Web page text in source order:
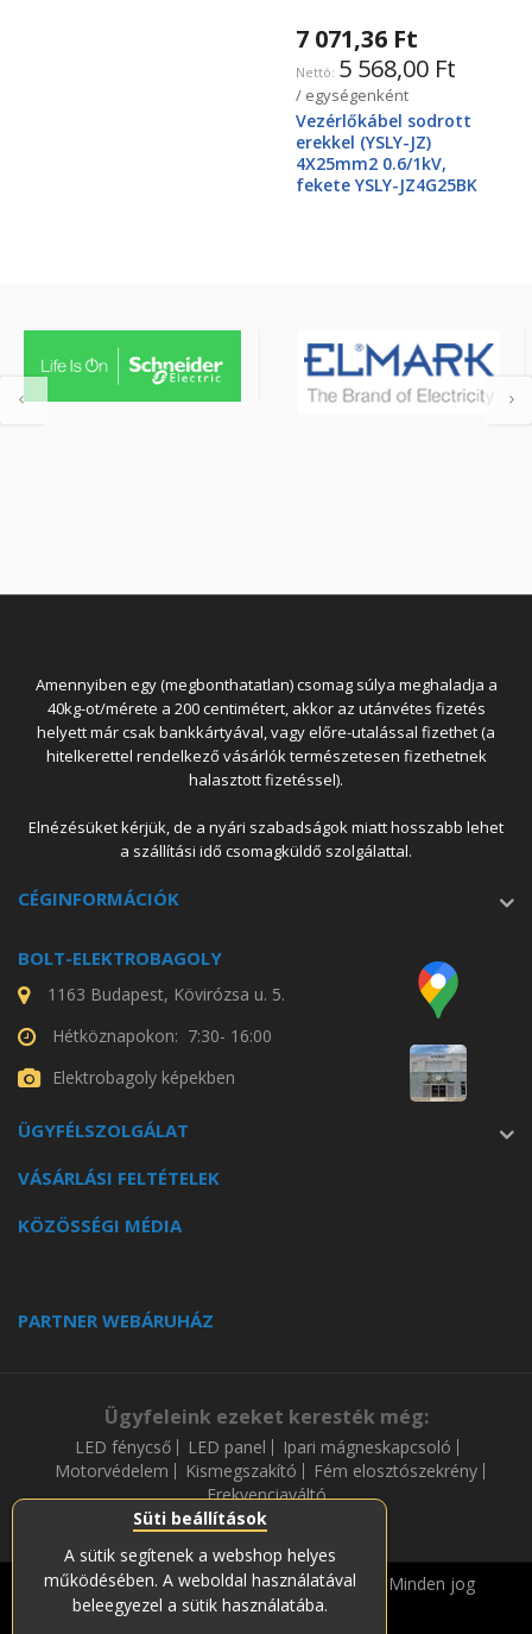
Süti beállítások
A sütik segítenek a webshop helyes
működésében. A weboldal használatával
beleegyezel a sütik használatába.
7 071,36 Ft
5 568,00 Ft
/ egységenként
Vezérlőkábel sodrott
erekkel (YSLY-JZ)
4X25mm2 0.6/1kV,
fekete YSLY-JZ4G25BK
Amennyiben egy (megbonthatatlan) csomag súlya meghaladja a
40kg-ot/mérete a 200 centimétert, akkor az utánvétes fizetés
helyett már csak bankkártyával, vagy előre-utalással fizethet (a
hitelkerettel rendelkező vásárlók természetesen fizethetnek
halasztott fizetéssel).
Elnézésüket kérjük, de a nyári szabadságok miatt hosszabb lehet
a szállítási idő csomagküldő szolgálattal.
CÉGINFORMÁCIÓK
BOLT-ELEKTROBAGOLY
1163 Budapest, Kövirózsa u. 5.
Hétköznapokon: 7:30- 16:00
Elektrobagoly képekben
ÜGYFÉLSZOLGÁLAT
VÁSÁRLÁSI FELTÉTELEK
KÖZÖSSÉGI MÉDIA
PARTNER WEBÁRUHÁZ
Ügyfeleink ezeket keresték még:
LED fénycső LED panel
Ipari mágneskapcsoló
Motorvédelem
Kismegszakító
Fém elosztószekrény
Frekvenciaváltó
Copyright © 2019-2023 Soós és Társa Zrt. Minden jog